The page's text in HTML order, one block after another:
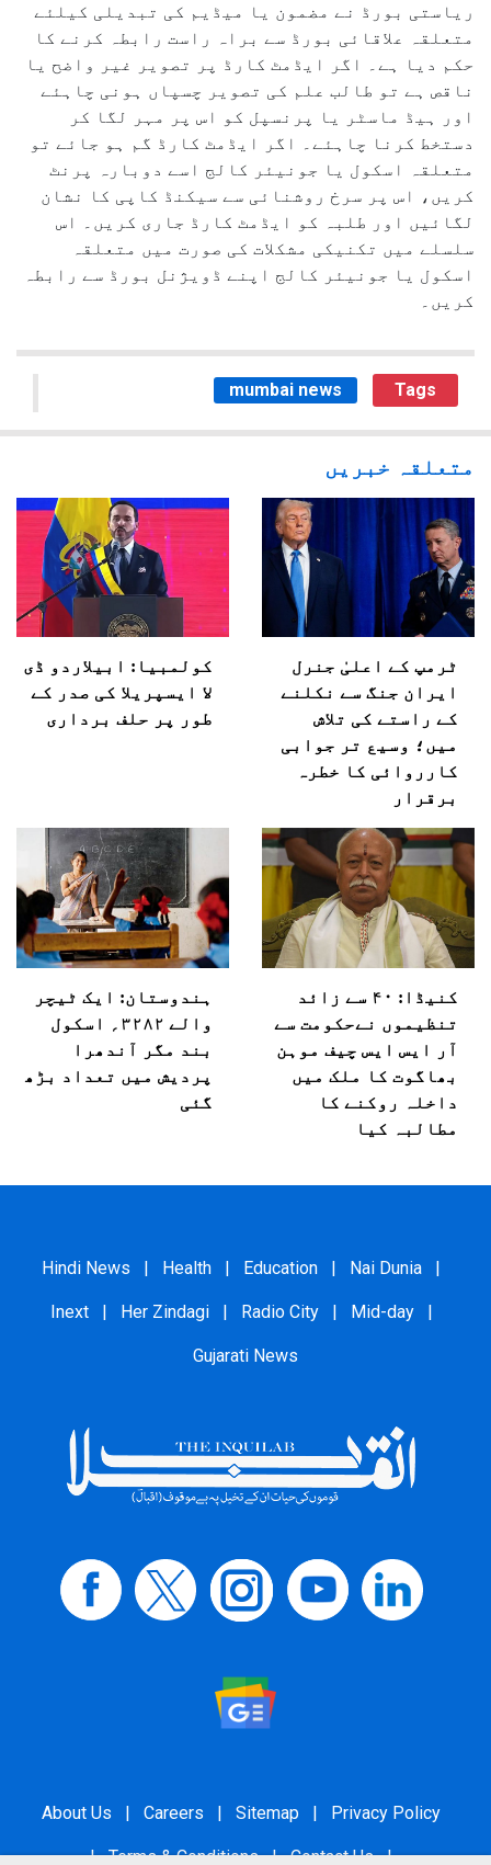
ریاستی بورڈ نے مضمون یا میڈیم کی تبدیلی کیلئے
متعلقہ علاقائی بورڈ سے براہ راست رابطہ کرنے کا
حکم دیا ہے۔ اگر ایڈمٹ کارڈ پر تصویر غیر واضح یا
ناقص ہے تو طالب علم کی تصویر چسپاں ہونی چاہئے
اور ہیڈ ماسٹر یا پرنسپل کو اس پر مہر لگا کر
دستخط کرنا چاہئے۔ اگر ایڈمٹ کارڈ گم ہو جائے تو
متعلقہ اسکول یا جونیئر کالج اسے دوبارہ پرنٹ
کریں، اس پر سرخ روشنائی سے سیکنڈ کاپی کا نشان
لگائیں اور طلبہ کو ایڈمٹ کارڈ جاری کریں۔ اس
سلسلے میں تکنیکی مشکلات کی صورت میں متعلقہ
اسکول یا جونیئر کالج اپنے ڈویژنل بورڈ سے رابطہ
کریں۔
mumbai news Tags
متعلقہ خبریں
ٹرمپ کے اعلیٰ جنرل
ایران جنگ سے نکلنے
کے راستے کی تلاش
میں؛ وسیع تر جوابی
کارروائی کا خطرہ
برقرار
کولمبیا: ابیلاردو ڈی
لا ایسپریلا کی صدر کے
طور پر حلف برداری
کنیڈا: ۴۰ سے زائد
تنظیموں نےحکومت سے
آر ایس ایس چیف موہن
بھاگوت کا ملک میں
داخلہ روکنے کا
مطالبہ کیا
ہندوستان: ایک ٹیچر
والے ۳۲۸۲؍ اسکول
بند مگر آندھرا
پردیش میں تعداد بڑھ
گئی
Hindi News | Health | Education | Nai Dunia |
Inext | Her Zindagi | Radio City | Mid-day |
Gujarati News
About Us | Careers | Sitemap | Privacy Policy
| Terms & Conditions | Contact Us |